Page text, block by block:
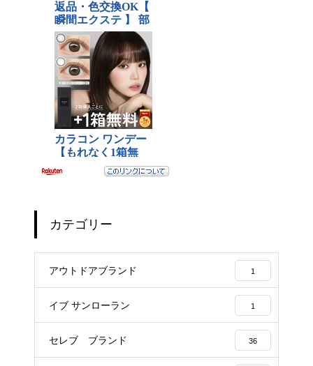
カテゴリー
アウトドアブランド 1
イブ サンローラン 1
セレブ ブランド 36